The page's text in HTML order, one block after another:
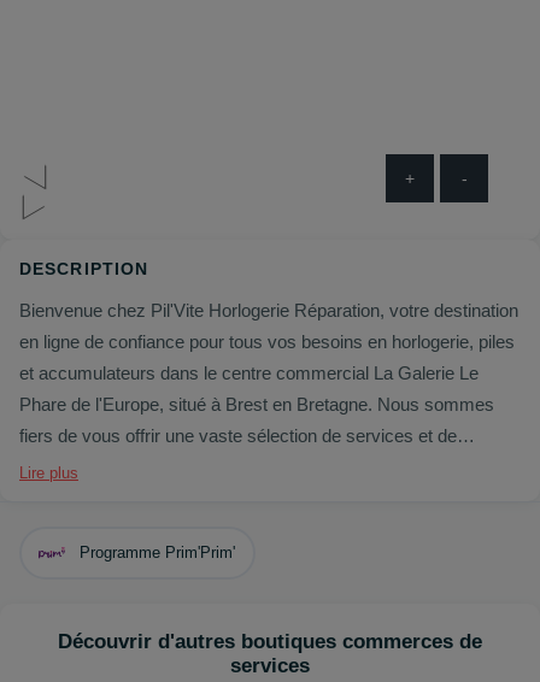
+ -
DESCRIPTION
Bienvenue chez Pil'Vite Horlogerie Réparation, votre destination
en ligne de confiance pour tous vos besoins en horlogerie, piles
et accumulateurs dans le centre commercial La Galerie Le
Phare de l'Europe, situé à Brest en Bretagne. Nous sommes
fiers de vous offrir une vaste sélection de services et de
produits de qualité répondant à vos attentes les plus élevées.
électroniques ou d'accumulateurs fiables pour vos
solutions adaptées à vos besoins spécifiques. En visitant notre
Lire plus
Programme Prim'Prim'
Découvrir d'autres boutiques commerces de
services